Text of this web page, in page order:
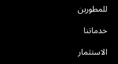
للمطورين
خدماتنا
الاستثمار